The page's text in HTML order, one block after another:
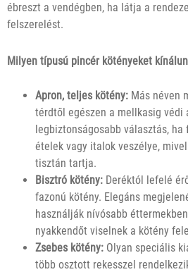
ébreszt a vendégben, ha látja a
felszerelést.
Milyen típusú pincér kötényeket
Apron, teljes kötény: Más néven
térdtől egészen a mellkasig védi
legbiztonságosabb választás,
ételek vagy italok veszélye,
tisztán tartja.
Bisztró kötény: Deréktól lefelé
fazonú kötény. Elegáns
használják nívósabb
nyakkendőt viselnek a kötény
Zsebes kötény: Olyan speciális
több osztott rekesszel